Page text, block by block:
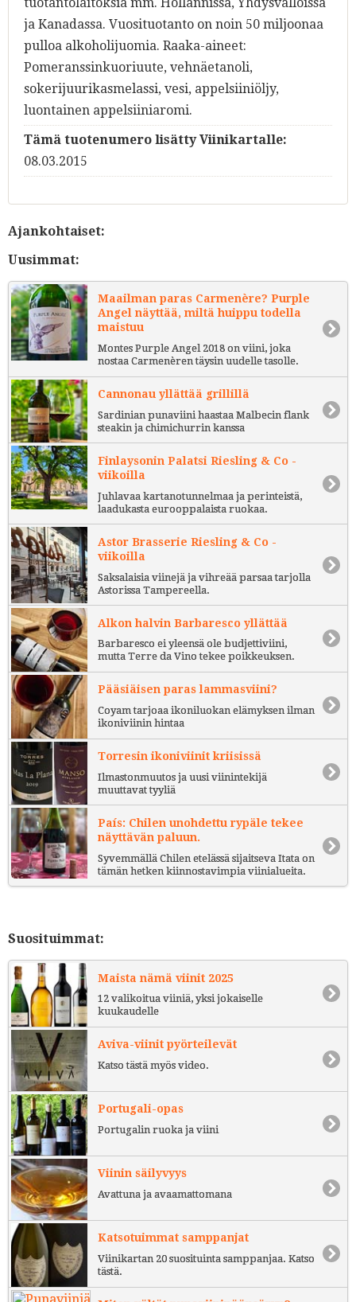
ja Kanadassa. Vuosituotanto on noin 50 miljoonaa
pulloa alkoholijuomia. Raaka-aineet:
Pomeranssinkuoriuute, vehnäetanoli,
sokerijuurikasmelassi, vesi, appelsiiniöljy,
luontainen appelsiiniaromi.
Tämä tuotenumero lisätty Viinikartalle:
08.03.2015
Ajankohtaiset:
Uusimmat:
Maailman paras Carmenère? Purple
Angel näyttää, miltä huippu todella
maistuu
Montes Purple Angel 2018 on viini, joka
nostaa Carmenèren täysin uudelle tasolle.
Cannonau yllättää grillillä
Sardinian punaviini haastaa Malbecin flank
steakin ja chimichurrin kanssa
Finlaysonin Palatsi Riesling & Co -
viikoilla
Juhlavaa kartanotunnelmaa ja perinteistä,
laadukasta eurooppalaista ruokaa.
Astor Brasserie Riesling & Co -
viikoilla
Saksalaisia viinejä ja vihreää parsaa tarjolla
Astorissa Tampereella.
Alkon halvin Barbaresco yllättää
Barbaresco ei yleensä ole budjettiviini,
mutta Terre da Vino tekee poikkeuksen.
Pääsiäisen paras lammasviini?
Coyam tarjoaa ikoniluokan elämyksen ilman
ikoniviinin hintaa
Torresin ikoniviinit kriisissä
Ilmastonmuutos ja uusi viinintekijä
muuttavat tyyliä
País: Chilen unohdettu rypäle tekee
näyttävän paluun.
Syvemmällä Chilen etelässä sijaitseva Itata on
tämän hetken kiinnostavimpia viinialueita.
Suosituimmat:
Maista nämä viinit 2025
12 valikoitua viiniä, yksi jokaiselle
kuukaudelle
Aviva-viinit pyörteilevät
Katso tästä myös video.
Portugali-opas
Portugalin ruoka ja viini
Viinin säilyvyys
Avattuna ja avaamattomana
Katsotuimmat samppanjat
Viinikartan 20 suosituinta samppanjaa. Katso
tästä.